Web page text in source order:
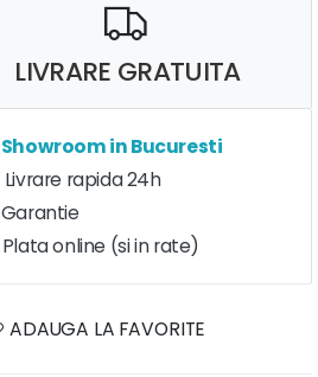
LIVRARE GRATUITA
Showroom in Bucuresti
Livrare rapida 24h
Garantie
Plata online (si in rate)
ADAUGA LA FAVORITE